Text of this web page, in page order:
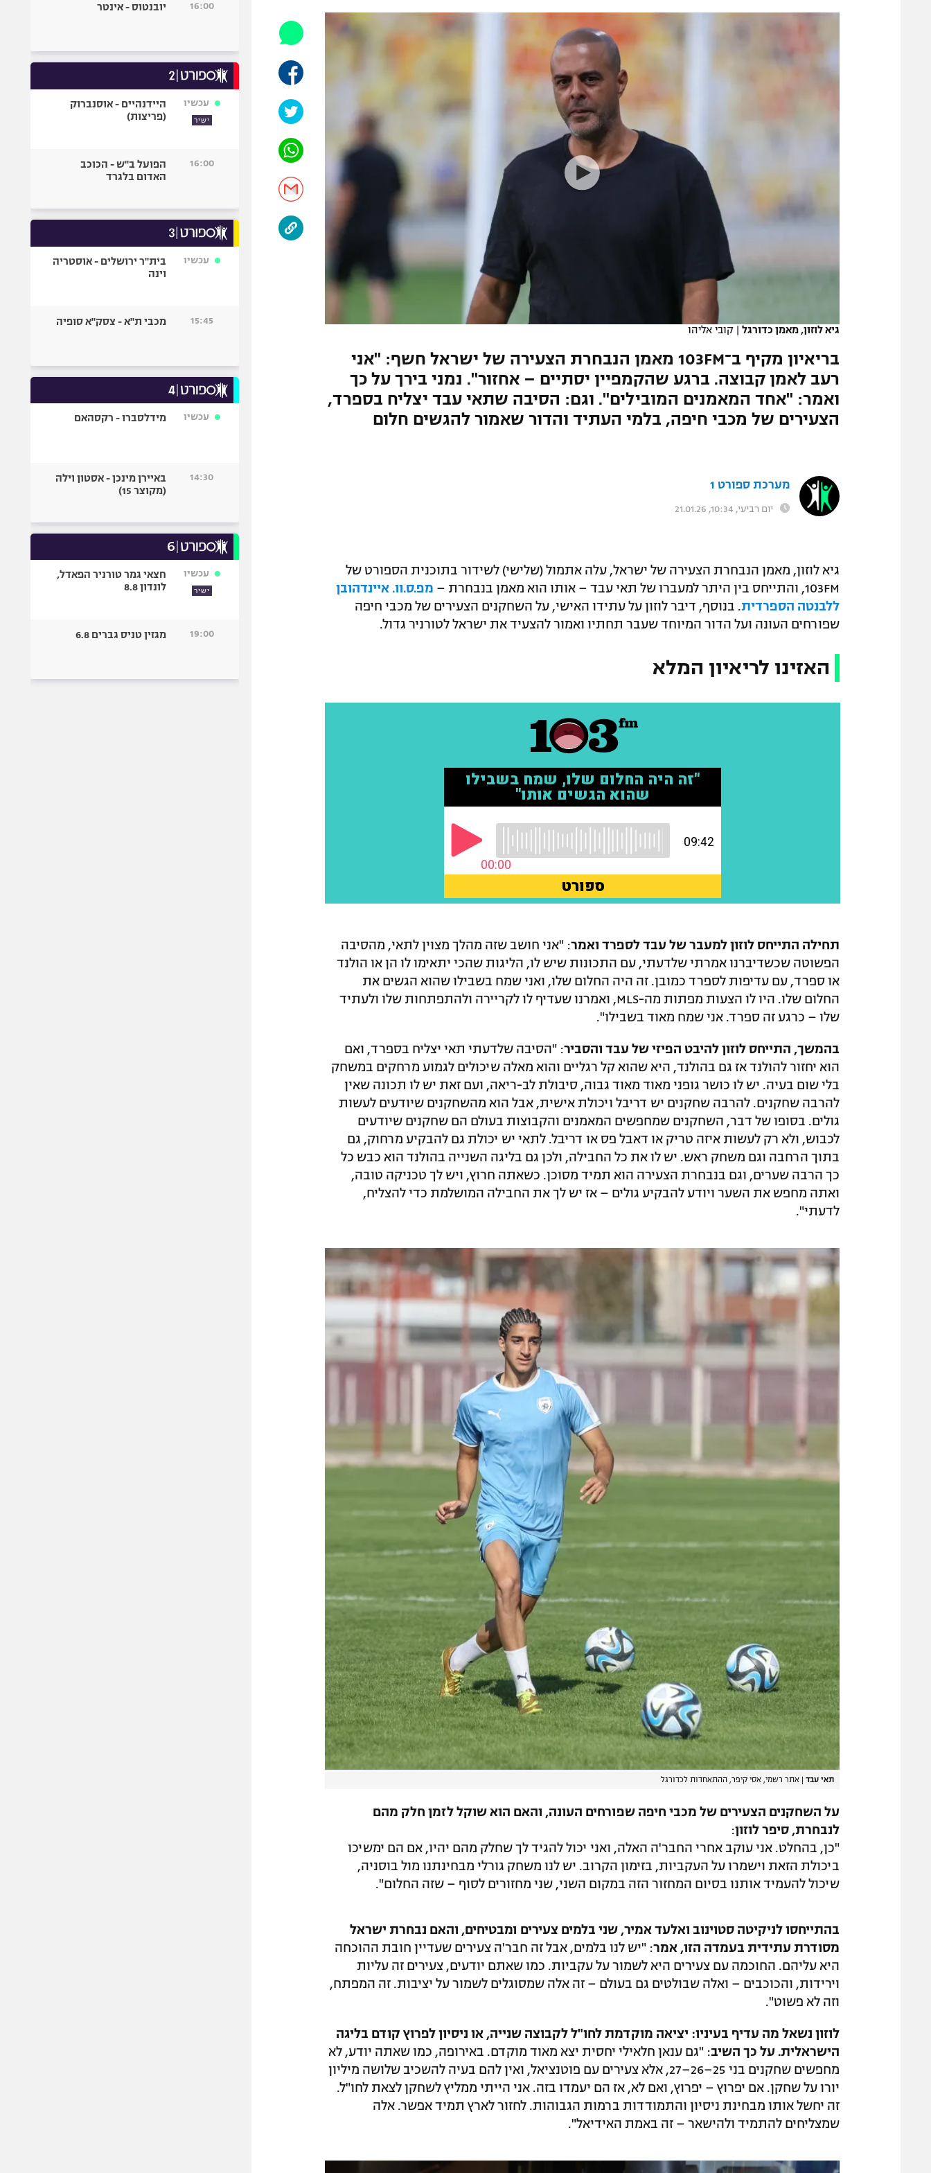
תקנון עבור פעילות ספורט 1 – "מרלן"
רשיון להקרנה פומבית לבית עסק
לוח דרושים – ג'ובנט
הפועל תל אביב
הפועל חיפה
הפועל באר שבע
מכבי נתניה
בני יהודה
ליגה סינית
ליגה ברזילאית
ליגות נוספות
אופניים
כדורמים
פוטבול אמריקאי NFL
ספורט אתגרי
גיימינג E-Sports
גיא לוזון, מאמן כדורגל | קובי אליהו
בריאיון מקיף ב־103FM מאמן הנבחרת הצעירה של ישראל חשף: "אני
רעב לאמן קבוצה. ברגע שהקמפיין יסתיים – אחזור". נמני בירך על כך
ואמר: "אחד המאמנים המובילים". וגם: הסיבה שתאי עבד יצליח בספרד,
הצעירים של מכבי חיפה, בלמי העתיד והדור שאמור להגשים חלום
מערכת ספורט 1
יום רביעי, 10:34, 21.01.26
גיא לוזון, מאמן הנבחרת הצעירה של ישראל, עלה אתמול (שלישי) לשידור בתוכנית הספורט של
103FM, והתייחס בין היתר למעברו של תאי עבד – אותו הוא מאמן בנבחרת –
מפ.ס.וו. איינדהובן
ללבנטה הספרדית. בנוסף, דיבר לוזון על עתידו האישי, על השחקנים הצעירים של מכבי חיפה
שפורחים העונה ועל הדור המיוחד שעבר תחתיו ואמור להצעיד את ישראל לטורניר גדול.
האזינו לריאיון המלא
תחילה התייחס לוזון למעבר של עבד לספרד ואמר: "אני חושב שזה מהלך מצוין לתאי, מהסיבה
הפשוטה שכשדיברנו אמרתי שלדעתי, עם התכונות שיש לו, הליגות שהכי יתאימו לו הן או הולנד
או ספרד, עם עדיפות לספרד כמובן. זה היה החלום שלו, ואני שמח בשבילו שהוא הגשים את
החלום שלו. היו לו הצעות מפתות מה-MLS, ואמרנו שעדיף לו לקריירה ולהתפתחות שלו ולעתיד
שלו – כרגע זה ספרד. אני שמח מאוד בשבילו".
בהמשך, התייחס לוזון להיבט הפיזי של עבד והסביר: "הסיבה שלדעתי תאי יצליח בספרד, ואם
הוא יחזור להולנד אז גם בהולנד, היא שהוא קל רגליים והוא מאלה שיכולים לגמוע מרחקים במשחק
בלי שום בעיה. יש לו כושר גופני מאוד מאוד גבוה, סיבולת לב-ריאה, ועם זאת יש לו תכונה שאין
להרבה שחקנים. להרבה שחקנים יש דריבל ויכולת אישית, אבל הוא מהשחקנים שיודעים לעשות
גולים. בסופו של דבר, השחקנים שמחפשים המאמנים והקבוצות בעולם הם שחקנים שיודעים
לכבוש, ולא רק לעשות איזה טריק או דאבל פס או דריבל. לתאי יש יכולת גם להבקיע מרחוק, גם
בתוך הרחבה וגם משחק ראש. יש לו את כל החבילה, ולכן גם בליגה השנייה בהולנד הוא כבש כל
כך הרבה שערים, וגם בנבחרת הצעירה הוא תמיד מסוכן. כשאתה חרוץ, ויש לך טכניקה טובה,
ואתה מחפש את השער ויודע להבקיע גולים – אז יש לך את החבילה המושלמת כדי להצליח,
לדעתי".
תאי עבד | אתר רשמי, אסי קיפר, ההתאחדות לכדורגל
על השחקנים הצעירים של מכבי חיפה שפורחים העונה, והאם הוא שוקל לזמן חלק מהם
לנבחרת, סיפר לוזון:
"כן, בהחלט. אני עוקב אחרי החבר'ה האלה, ואני יכול להגיד לך שחלק מהם יהיו, אם הם ימשיכו
ביכולת הזאת וישמרו על העקביות, בזימון הקרוב. יש לנו משחק גורלי מבחינתנו מול בוסניה,
שיכול להעמיד אותנו בסיום המחזור הזה במקום השני, שני מחזורים לסוף – שזה החלום".
בהתייחסו לניקיטה סטוינוב ואלעד אמיר, שני בלמים צעירים ומבטיחים, והאם נבחרת ישראל
מסודרת עתידית בעמדה הזו, אמר: "יש לנו בלמים, אבל זה חבר'ה צעירים שעדיין חובת ההוכחה
היא עליהם. החוכמה עם צעירים היא לשמור על עקביות. כמו שאתם יודעים, צעירים זה עליות
וירידות, והכוכבים – ואלה שבולטים גם בעולם – זה אלה שמסוגלים לשמור על יציבות. זה המפתח,
וזה לא פשוט".
לוזון נשאל מה עדיף בעיניו: יציאה מוקדמת לחו"ל לקבוצה שנייה, או ניסיון לפרוץ קודם בליגה
הישראלית. על כך השיב: "גם ענאן חלאילי יחסית יצא מאוד מוקדם. באירופה, כמו שאתה יודע, לא
מחפשים שחקנים בני 25–26–27, אלא צעירים עם פוטנציאל, ואין להם בעיה להשכיב שלושה מיליון
יורו על שחקן. אם יפרוץ – יפרוץ, ואם לא, אז הם יעמדו בזה. אני הייתי ממליץ לשחקן לצאת לחו"ל.
זה יחשל אותו מבחינת ניסיון והתמודדות ברמות הגבוהות. לחזור לארץ תמיד אפשר. אלה
שמצליחים להתמיד ולהישאר – זה באמת האידיאל".
16:00 יובנטוס - אינטר
עכשיו
ישיר
היידנהיים - אוסנברוק
(פריצות)
16:00
הפועל ב"ש - הכוכב
האדום בלגרד
עכשיו
בית"ר ירושלים - אוסטריה
וינה
15:45 מכבי ת"א - צסק"א סופיה
עכשיו מידלסברו - רקסהאם
14:30
באיירן מינכן - אסטון וילה
(מקוצר 15)
עכשיו
ישיר
חצאי גמר טורניר הפאדל,
לונדון 8.8
19:00 מגזין טניס גברים 6.8